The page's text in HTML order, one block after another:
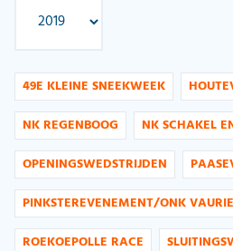
49E KLEINE SNEEKWEEK
NK REGENBOOG
NK SCHAKEL
OPENINGSWEDSTRIJDEN
PINKSTEREVENEMENT/ONK
ROEKOEPOLLE RACE